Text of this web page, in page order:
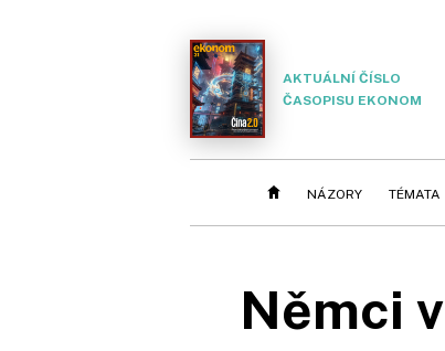
AKTUÁLNÍ ČÍSLO
ČASOPISU EKONOM
NÁZORY TÉMATA
Němci